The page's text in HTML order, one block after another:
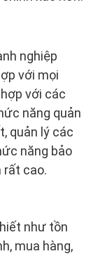
nghiệp
với mọi
với các
năng quản
quản lý các
năng bảo
rất cao.
như tồn
mua hàng,